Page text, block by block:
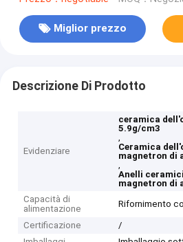
Miglior prezzo
Descrizione Di Prodotto
Evidenziare
ceramica
5.9g/cm3
,
Ceramica
magnetron di
,
Anelli
magnetron di
Capacità di
alimentazione
Rifornimento
Certificazione
/